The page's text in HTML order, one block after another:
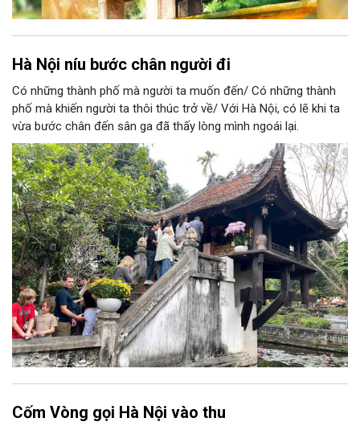
Hà Nội níu bước chân người đi
Có những thành phố mà người ta muốn đến/ Có những thành
phố mà khiến người ta thôi thúc trở về/ Với Hà Nội, có lẽ khi ta
vừa bước chân đến sân ga đã thấy lòng mình ngoái lại.
Cốm Vòng gọi Hà Nội vào thu